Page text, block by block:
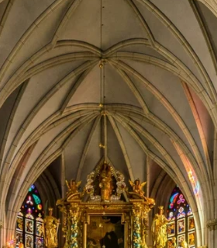
Nachgehört
Podcast
Newsletter
Zeit fürs Oberland